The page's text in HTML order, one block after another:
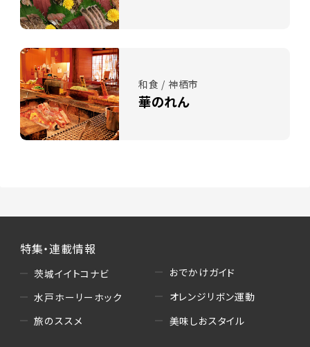
和食 / 神栖市
華のれん
特集・連載情報
茨城イイトコナビ
水戸ホーリーホック
旅のススメ
おでかけガイド
オレンジリボン運動
美味しおスタイル